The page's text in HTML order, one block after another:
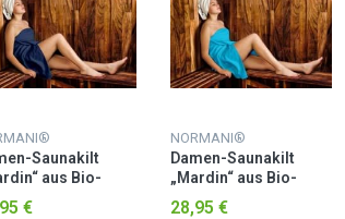
Saunakilt
aus Bio-
Marine
€
NORMANI®
Damen-Saunakilt
„Mardin“ aus Bio-
Baumwolle Türkis
28,95 €